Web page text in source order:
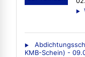
KMB-Schein) -